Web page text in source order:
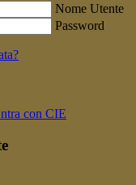
Nome Utente
Password
con CIE